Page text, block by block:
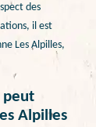
des
il est
Les Alpilles,
peut
Alpilles